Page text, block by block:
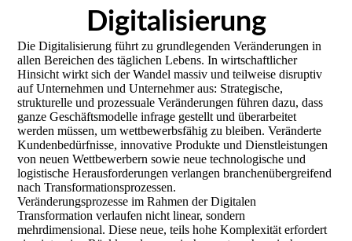
Digitalisierung
Die Digitalisierung führt zu grundlegenden Veränderungen in
allen Bereichen des täglichen Lebens. In wirtschaftlicher
Hinsicht wirkt sich der Wandel massiv und teilweise disruptiv
auf Unternehmen und Unternehmer aus: Strategische,
strukturelle und prozessuale Veränderungen führen dazu, dass
ganze Geschäftsmodelle infrage gestellt und überarbeitet
werden müssen, um wettbewerbsfähig zu bleiben. Veränderte
Kundenbedürfnisse, innovative Produkte und Dienstleistungen
von neuen Wettbewerbern sowie neue technologische und
logistische Herausforderungen verlangen branchenübergreifend
nach Transformationsprozessen.
Veränderungsprozesse im Rahmen der Digitalen
Transformation verlaufen nicht linear, sondern
mehrdimensional. Diese neue, teils hohe Komplexität erfordert